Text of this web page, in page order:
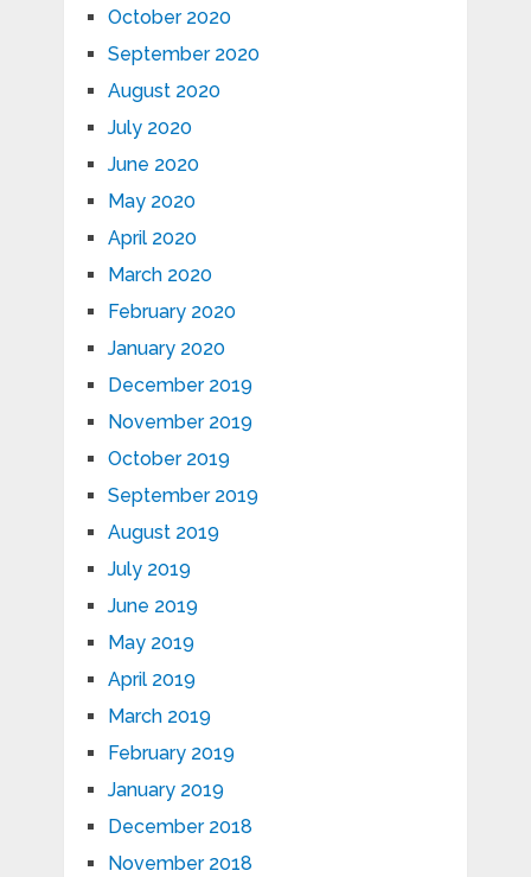
October 2020
September 2020
August 2020
July 2020
June 2020
May 2020
April 2020
March 2020
February 2020
January 2020
December 2019
November 2019
October 2019
September 2019
August 2019
July 2019
June 2019
May 2019
April 2019
March 2019
February 2019
January 2019
December 2018
November 2018